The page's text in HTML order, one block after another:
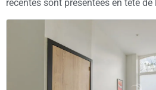
récentes sont présentées en tête de